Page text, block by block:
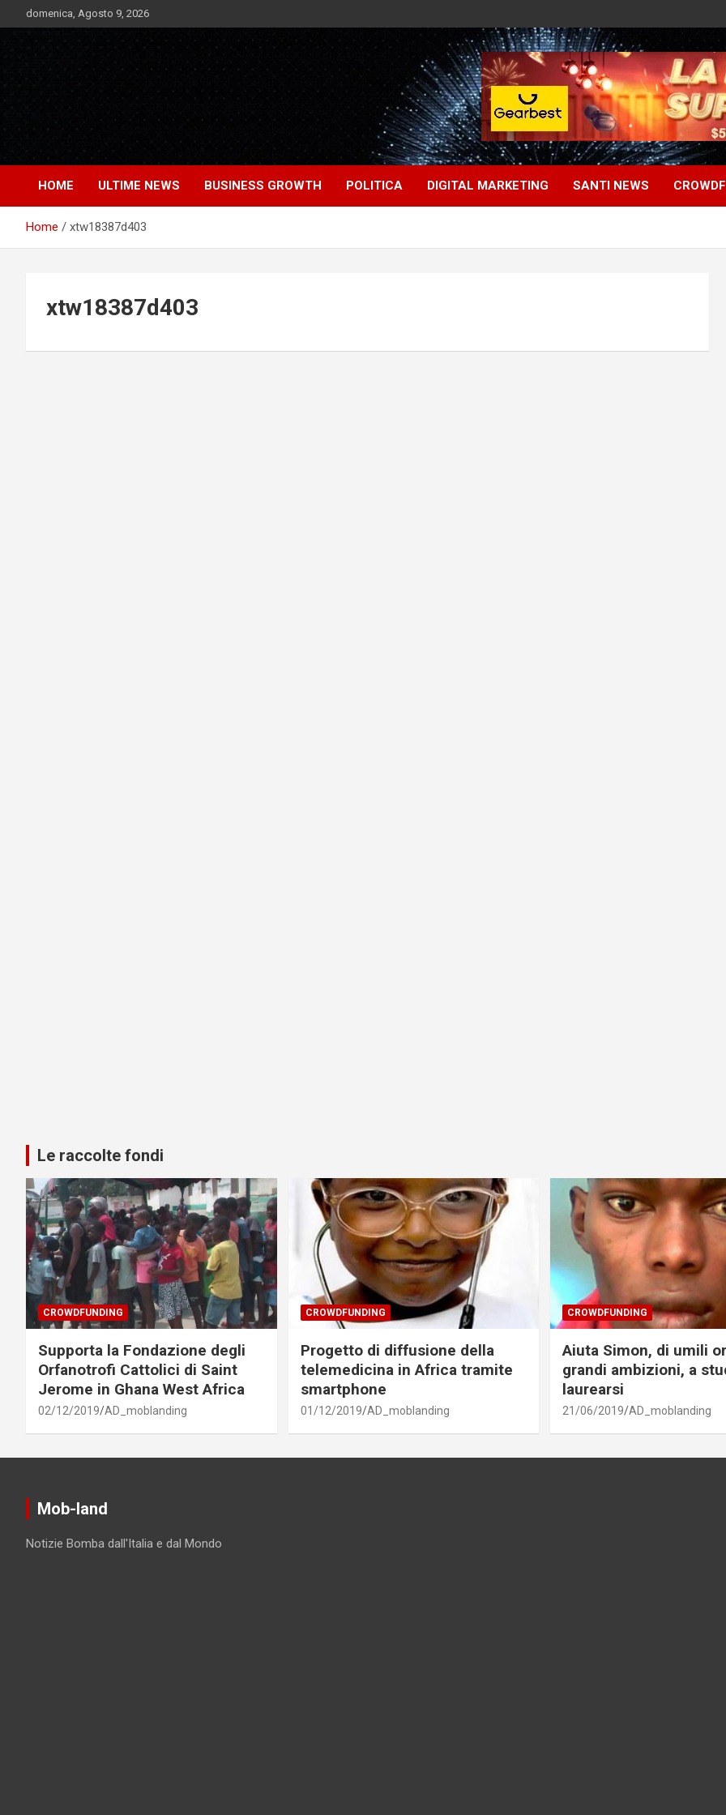
to
domenica, Agosto 9, 2026
Market News
Notizie Bomba dall'Italia e dal Mondo
HOME ULTIME NEWS BUSINESS GROWTH POLITICA DIGITAL MARKETING SANTI NEWS
Home xtw18387d403
xtw18387d403
Le raccolte fondi
CROWDFUNDING
Supporta la Fondazione degli
Orfanotrofi Cattolici di Saint
Jerome in Ghana West Africa
02/12/2019 AD_moblanding
CROWDFUNDING
Progetto di diffusione della
telemedicina in Africa tramite
smartphone
01/12/2019 AD_moblanding
CROWDFUNDING
Aiuta Simon, di umili
grandi ambizioni, a
laurearsi
21/06/2019 AD_moblanding
Mob-land
Notizie Bomba dall'Italia e dal Mondo